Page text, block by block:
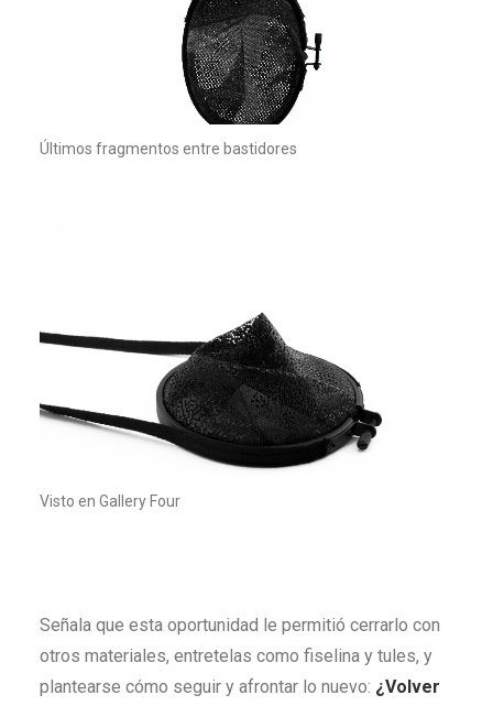
Últimos fragmentos entre bastidores
Visto en Gallery Four
Señala que esta oportunidad le permitió cerrarlo con
otros materiales, entretelas como fiselina y tules, y
plantearse cómo seguir y afrontar lo nuevo: ¿Volver